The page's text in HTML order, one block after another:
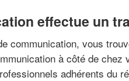
effectue un
communication, vous
à côté de
adhérents du